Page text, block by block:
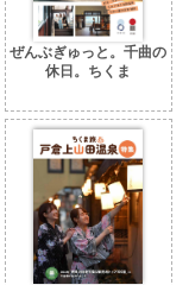
ぜんぶぎゅっと。千曲の
休日。ちくま